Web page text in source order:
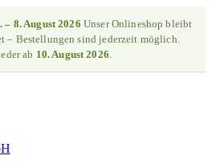
– 8. August 2026 Unser Onlineshop bleibt
– Bestellungen sind jederzeit möglich.
ab 10. August 2026.